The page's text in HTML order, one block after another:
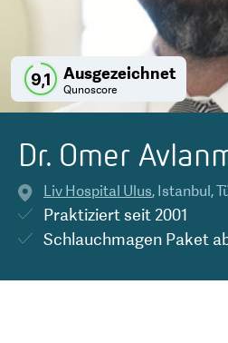
9,1 Ausgezeichnet
Qunoscore
Dr. Omer
Liv Hospital Ulus, Istanbul,
Praktiziert seit 2001
Schlauchmagen Paket